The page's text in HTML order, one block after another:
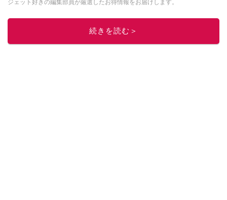
ジェット好きの編集部員が厳選したお得情報をお届けします。
このイチオシストの他の記事を読む
続きを読む＞